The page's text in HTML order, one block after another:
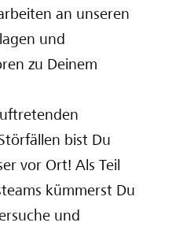
an unseren
und
zu Deinem
bist Du
vor Ort! Als Teil
kümmerst Du
und